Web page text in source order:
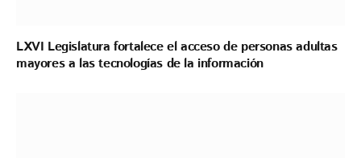
LXVI Legislatura fortalece el acceso de personas adultas
mayores a las tecnologías de la información